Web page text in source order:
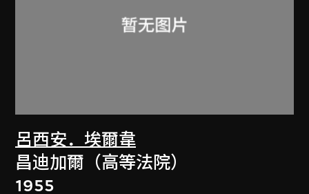
呂西安．埃爾韋
昌迪加爾（高等法院）
1955